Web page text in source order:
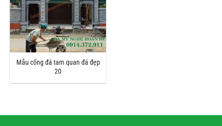
Mẫu cổng đá tam quan đá đẹp
20